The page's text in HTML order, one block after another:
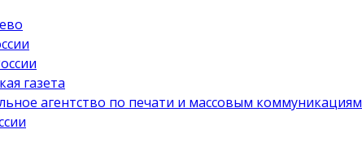
газета
агентство по печати и массовым коммуникациям